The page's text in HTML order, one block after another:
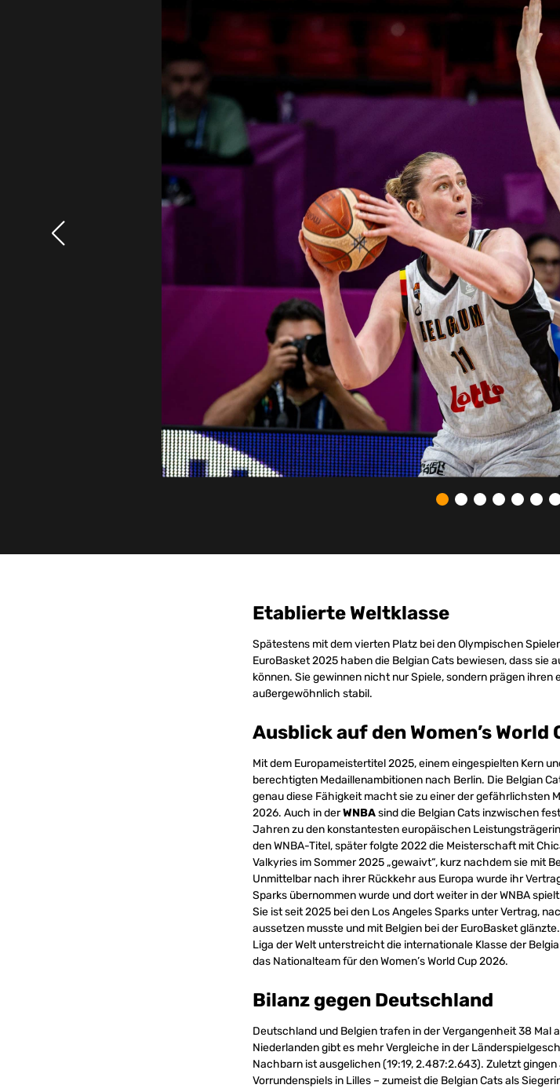
Etablierte Weltklasse
Spätestens mit dem vierten Platz bei den Olympischen
EuroBasket 2025 haben die Belgian Cats bewiesen, dass sie
können. Sie gewinnen nicht nur Spiele, sondern prägen
außergewöhnlich stabil.
Ausblick auf den Women’s World
Mit dem Europameistertitel 2025, einem eingespielten Kern
berechtigten Medaillenambitionen nach Berlin. Die Belgian
genau diese Fähigkeit macht sie zu einer der gefährlichsten
2026. Auch in derWNBAsind die Belgian Cats inzwischen
Jahren zu den konstantesten europäischen
den WNBA-Titel, später folgte 2022 die Meisterschaft mit
Valkyries im Sommer 2025 „gewaivt“, kurz nachdem sie mit
Unmittelbar nach ihrer Rückkehr aus Europa wurde ihr
Sparks übernommen wurde und dort weiter in der WNBA
Sie ist seit 2025 bei den Los Angeles Sparks unter Vertrag,
aussetzen musste und mit Belgien bei der EuroBasket
Liga der Welt unterstreicht die internationale Klasse der
das Nationalteam für den Women’s World Cup 2026.
Bilanz gegen Deutschland
Deutschland und Belgien trafen in der Vergangenheit 38 Mal
Niederlanden gibt es mehr Vergleiche in der
Nachbarn ist ausgelichen (19:19, 2.487:2.643). Zuletzt
Vorrundenspiels in Lilles – zumeist die Belgian Cats als